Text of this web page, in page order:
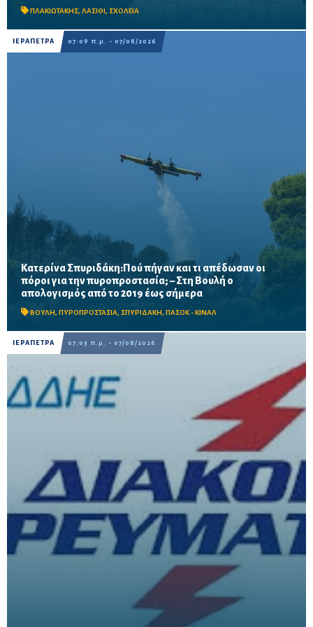
ΠΛΑΚΙΩΤΑΚΗΣ, ΛΑΣΙΘΙ, ΣΧΟΛΕΙΑ
Προβλέπονται ανακαινίσεις αιθουσών, αύλειων και...
ΙΕΡΑΠΕΤΡΑ 07:09 π.μ. - 07/08/2026
Κατερίνα Σπυριδάκη:Πού πήγαν και τι απέδωσαν οι
πόροι για την πυροπροστασία; – Στη Βουλή ο
απολογισμός από το 2019 έως σήμερα
ΒΟΥΛΗ, ΠΥΡΟΠΡΟΣΤΑΣΙΑ, ΣΠΥΡΙΔΑΚΗ, ΠΑΣΟΚ - ΚΙΝΑΛ
Το ΠΑΣΟΚ ζητά πλήρη απολογισμό των χρηματοδοτήσεων από
το 2019, στοιχεία για τα προγράμματα «ΑΙΓΙΣ» και AntiNero,
καθώς και απαντήσεις για προσωπικό, οχήματα, ε...
ΙΕΡΑΠΕΤΡΑ 07:03 π.μ. - 07/08/2026